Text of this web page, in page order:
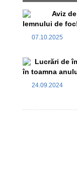
Aviz
lemnului de
07.10.2025
Lucrări de
în toamna
24.09.2024